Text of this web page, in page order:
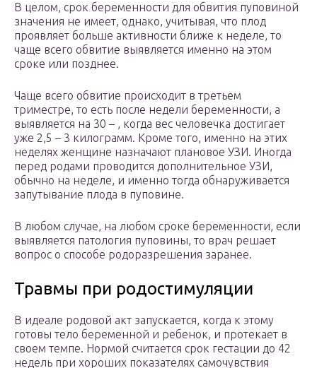
В целом, срок беременности для обвития пуповиной
значения не имеет, однако, учитывая, что плод
проявляет больше активности ближе к неделе, то
чаще всего обвитие выявляется именно на этом
сроке или позднее.
Чаще всего обвитие происходит в третьем
триместре, то есть после недели беременности, а
выявляется на 30 – , когда вес человечка достигает
уже 2,5 – 3 килограмм. Кроме того, именно на этих
неделях женщине назначают плановое УЗИ. Иногда
перед родами проводится дополнительное УЗИ,
обычно на неделе, и именно тогда обнаруживается
запутывание плода в пуповине.
В любом случае, на любом сроке беременности, если
выявляется патология пуповины, то врач решает
вопрос о способе родоразрешения заранее.
Травмы при родостимуляции
В идеале родовой акт запускается, когда к этому
готовы тело беременной и ребенок, и протекает в
своем темпе. Нормой считается срок гестации до 42
недель при хороших показателях самочувствия